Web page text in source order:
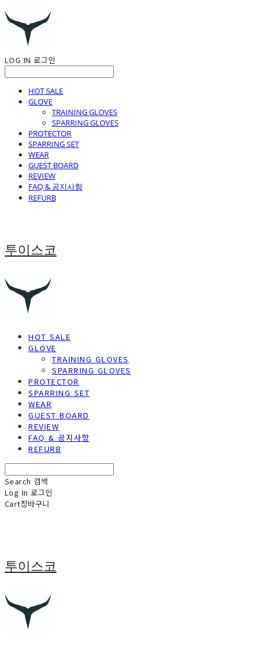
LOG IN 로그인
HOT SALE
GLOVE
TRAINING GLOVES
SPARRING GLOVES
PROTECTOR
SPARRING SET
WEAR
GUEST BOARD
REVIEW
FAQ & 공지사항
REFURB
투이스코
HOT SALE
GLOVE
TRAINING GLOVES
SPARRING GLOVES
PROTECTOR
SPARRING SET
WEAR
GUEST BOARD
REVIEW
FAQ & 공지사항
REFURB
Search 검색
Log In 로그인
Cart장바구니
투이스코